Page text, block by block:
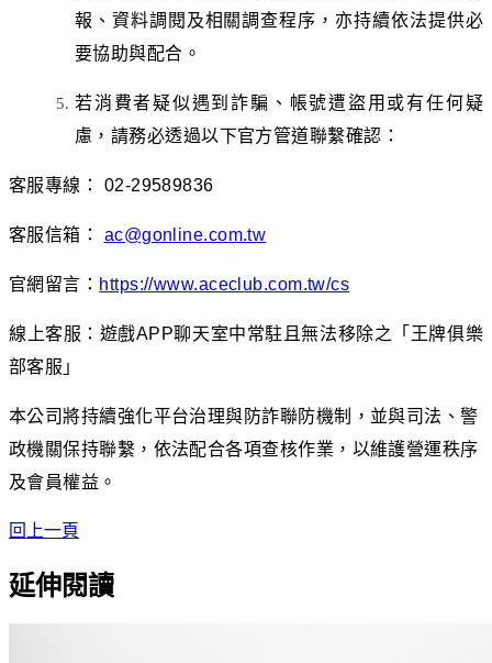
報、資料調閱及相關調查程序，亦持續依法提供必
要協助與配合。
若消費者疑似遇到詐騙、帳號遭盜用或有任何疑
慮，請務必透過以下官方管道聯繫確認：
客服專線： 02-29589836
客服信箱： ac@gonline.com.tw
官網留言： https://www.aceclub.com.tw/cs
線上客服：遊戲APP聊天室中常駐且無法移除之「王牌俱樂
部客服」
本公司將持續強化平台治理與防詐聯防機制，並與司法、警
政機關保持聯繫，依法配合各項查核作業，以維護營運秩序
及會員權益。
回上一頁
延伸閱讀